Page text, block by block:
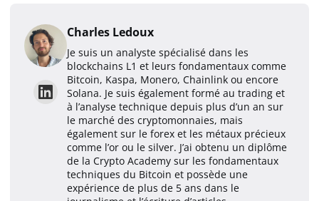
Charles Ledoux
Je suis un analyste spécialisé dans les
blockchains L1 et leurs fondamentaux comme
Bitcoin, Kaspa, Monero, Chainlink ou encore
Solana. Je suis également formé au trading et
à l’analyse technique depuis plus d’un an sur
le marché des cryptomonnaies, mais
également sur le forex et les métaux précieux
comme l’or ou le silver. J’ai obtenu un diplôme
de la Crypto Academy sur les fondamentaux
techniques du Bitcoin et possède une
expérience de plus de 5 ans dans le